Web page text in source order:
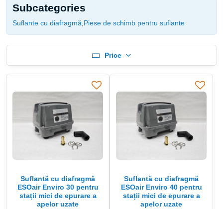
Subcategories
Suflante cu diafragmă Piese de schimb pentru suflante
Price
Suflantă cu diafragmă
ESOair Enviro 30 pentru
stații mici de epurare a
apelor uzate
Suflantă cu diafragmă
ESOair Enviro 40 pentru
stații mici de epurare a
apelor uzate